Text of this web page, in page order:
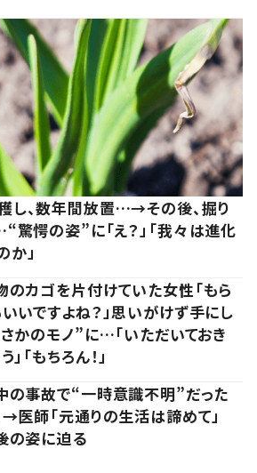
し、数年間放置…→その後、掘り
愕の姿”に「え？」「我々は進化
」
のカゴを片付けていた女性「もら
いいですよね？」思いがけず手にし
かのモノ”に…「いただいておき
」「もちろん！」
の事故で“一時意識不明”だった
→医師「元通りの生活は諦めて」
の姿に迫る